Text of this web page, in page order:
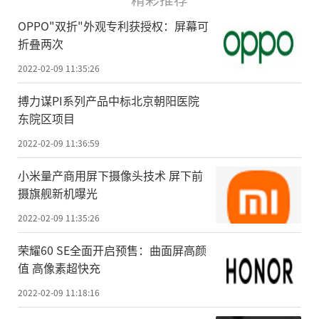
OPPO"双折"外观专利获授权：屏幕可
折叠两次
2022-02-09 11:35:26
搏力谋PI系列产品中标北京朝阳医院
东院区项目
2022-02-09 11:36:59
小米量产商用屏下摄像头技术 屏下前
摄旗舰新机曝光
2022-02-09 11:35:26
荣耀60 SE全面开启预售：曲面屏高颜
值 高像素超快充
2022-02-09 11:18:16